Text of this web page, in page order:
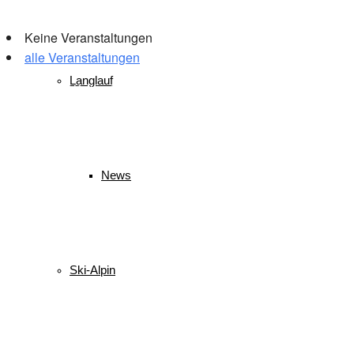
Langlauf
News
Ski-Alpin
Keine Veranstaltungen
alle Veranstaltungen
© 2026 WSV Reit im Winkl e.V. powerd by Maximilian Hamberger